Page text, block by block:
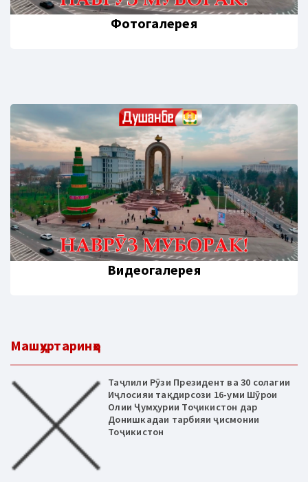
Фотогалерея
Видеогалерея
Машҳуртаринҳо
Таҷлили Рӯзи Президент ва 30 солагии
Иҷлосияи тақдирсози 16-уми Шӯрои
Олии Ҷумҳурии Тоҷикистон дар
Донишкадаи тарбияи ҷисмонии
Тоҷикистон